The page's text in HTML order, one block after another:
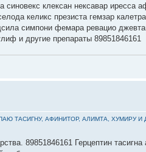
клексан нексавар иресса
келикс презиста гемзар
симпони фемара ревацио
и другие препараты 89851846161
ТАСИГНУ, АФИНИТОР, АЛИМТА, ХУМИРУ И
89851846161 Герцептин